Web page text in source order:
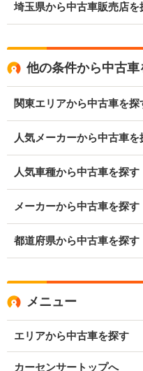
埼玉県から中古車販売店を
他の条件から中古車
関東エリアから中古車を探
人気メーカーから中古車を
人気車種から中古車を探す
メーカーから中古車を探す
都道府県から中古車を探す
メニュー
エリアから中古車を探す
カーセンサートップへ